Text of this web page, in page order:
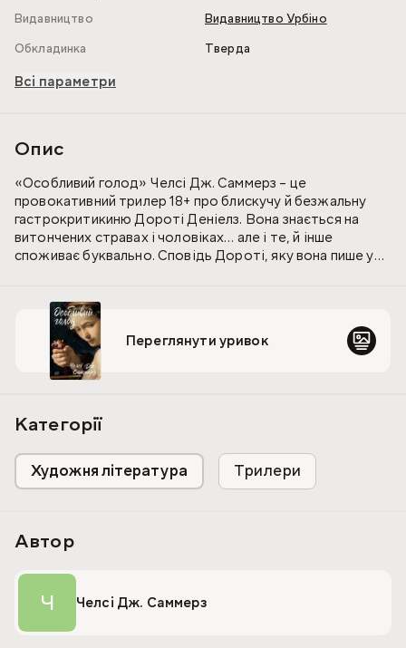
Видавництво
Видавництво Урбіно
Обкладинка
Тверда
Всі параметри
Опис
«Особливий голод» Челсі Дж. Саммерз – це
провокативний трилер 18+ про блискучу й безжальну
гастрокритикиню Дороті Деніелз. Вона знається на
витончених стравах і чоловіках… але і те, й інше
споживає буквально. Сповідь Дороті, яку вона пише у
чорного гумору, феміністського маніфесту та сатири на
фудкультуру, яку вже називають «Американським
психопатом» у жіночому виконанні.
Переглянути уривок
Категорії
Художня література Трилери
Автор
Ч Челсі Дж. Саммерз